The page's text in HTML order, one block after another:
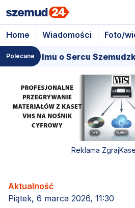
Home Wiadomości Foto/
Polecane
filmu o Sercu Szemudzkiej
Reklama
Aktualność
Piątek, 6 marca 2026, 11:30